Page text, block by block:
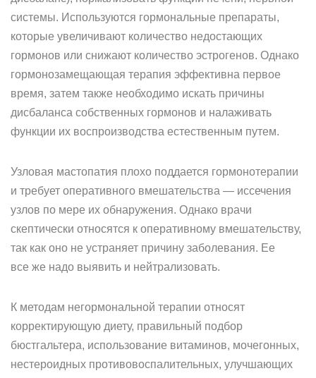
системы. Используются гормональные препараты,
которые увеличивают количество недостающих
гормонов или снижают количество эстрогенов. Однако
гормонозамещающая терапия эффективна первое
время, затем также необходимо искать причины
дисбаланса собственных гормонов и налаживать
функции их воспроизводства естественным путем.
Узловая мастопатия плохо поддается гормонотерапии
и требует оперативного вмешательства — иссечения
узлов по мере их обнаружения. Однако врачи
скептически относятся к оперативному вмешательству,
так как оно не устраняет причину заболевания. Ее
все же надо выявить и нейтрализовать.
К методам негормональной терапии относят
корректирующую диету, правильный подбор
бюстгальтера, использование витаминов, мочегонных,
нестероидных противовоспалительных, улучшающих